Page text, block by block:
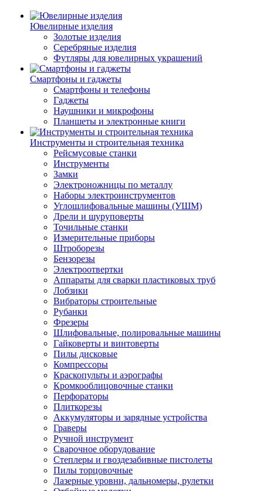
Ювелирные изделия
Золотые изделия
Серебряные изделия
Футляры для ювелирных украшений
Смартфоны и гаджеты
Смартфоны и телефоны
Гаджеты
Наушники и микрофоны
Планшеты и электронные книги
Инструменты и строительная техника
Рейсмусовые станки
Инструменты
Замки
Электроножницы по металлу
Наборы электроинструментов
Углошлифовальные машины (УШМ)
Дрели и шуруповерты
Точильные станки
Измерительные приборы
Штроборезы
Бензорезы
Электроотвертки
Аппараты для сварки пластиковых труб
Лобзики
Вибраторы строительные
Рубанки
Фрезеры
Шлифовальные, полировальные машины
Гайковерты и винтоверты
Пилы дисковые
Компрессоры
Краскопульты и аэрографы
Кромкооблицовочные станки
Перфораторы
Плиткорезы
Аккумуляторы и зарядные устройства
Граверы
Ручной инструмент
Сварочное оборудование
Степлеры и гвоздезабивные пистолеты
Пилы торцовочные
Лазерные уровни, дальномеры, рулетки